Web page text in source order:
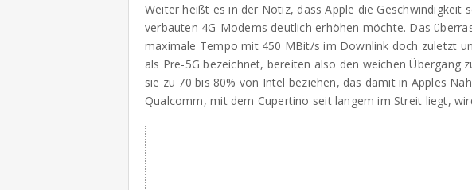
Weiter heißt es in der Notiz, dass Apple die Geschwindigkeit
verbauten 4G-Modems deutlich erhöhen möchte. Das
maximale Tempo mit 450 MBit/s im Downlink doch zuletzt
als Pre-5G bezeichnet, bereiten also den weichen Übergang
sie zu 70 bis 80% von Intel beziehen, das damit in Apples
Qualcomm, mit dem Cupertino seit langem im Streit liegt,